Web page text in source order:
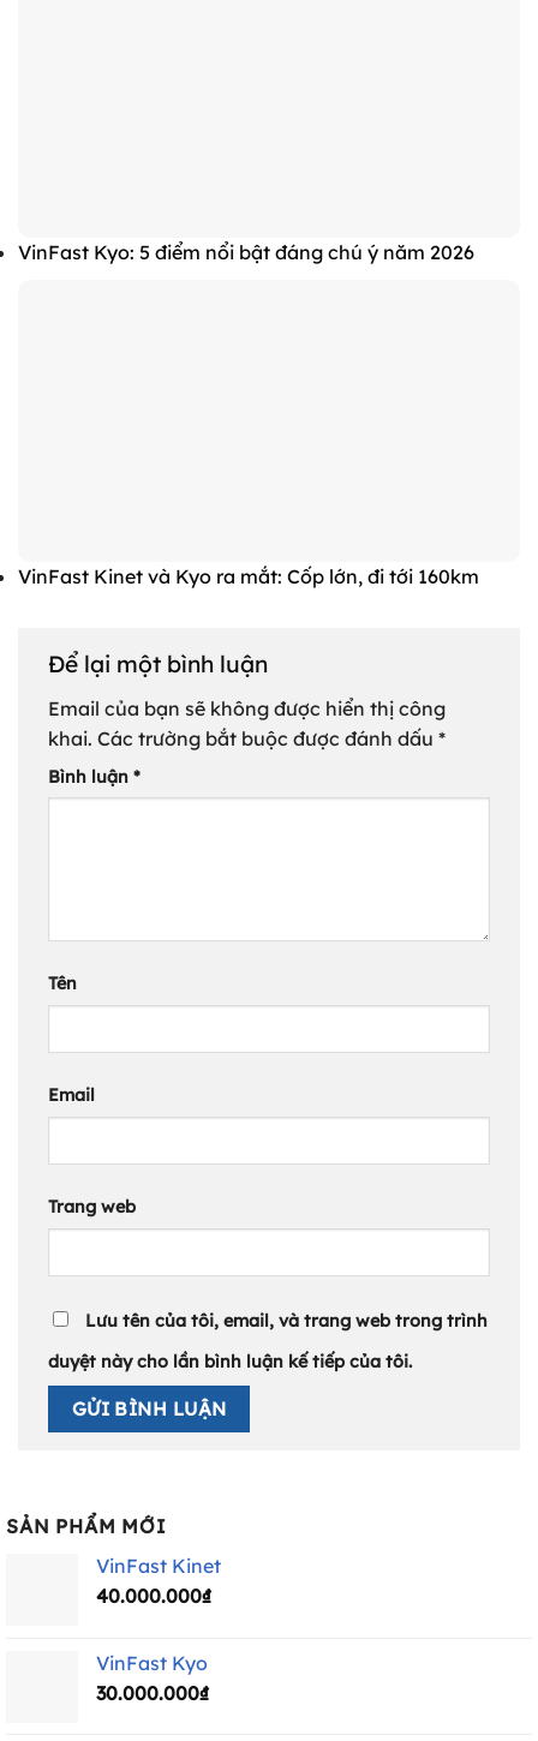
VinFast Kyo: 5 điểm nổi bật đáng chú ý năm 2026
VinFast Kinet và Kyo ra mắt: Cốp lớn, đi tới 160km
Để lại một bình luận
Email của bạn sẽ không được hiển thị công
khai. Các trường bắt buộc được đánh dấu *
Bình luận *
Tên
Email
Trang web
Lưu tên của tôi, email, và trang web trong trình
duyệt này cho lần bình luận kế tiếp của tôi.
SẢN PHẨM MỚI
VinFast Kinet
40.000.000₫
VinFast Kyo
30.000.000₫